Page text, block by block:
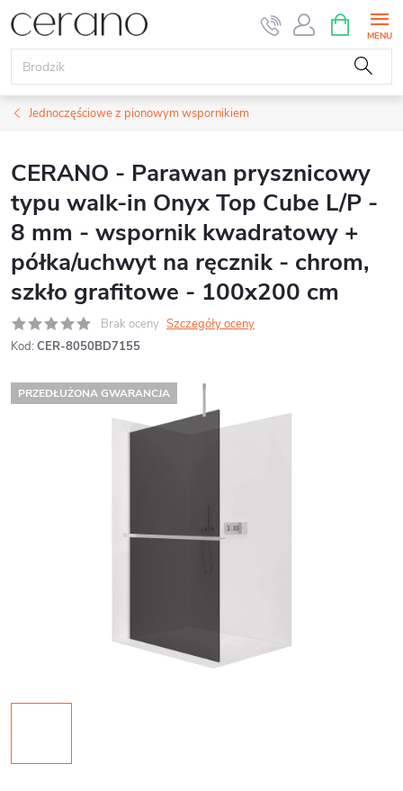
Przejść
do
treści
KOSZYK
Jednoczęściowe z pionowym wspornikiem
CERANO - Parawan prysznicowy
typu walk-in Onyx Top Cube L/P -
8 mm - wspornik kwadratowy +
półka/uchwyt na ręcznik - chrom,
szkło grafitowe - 100x200 cm
Brak oceny Szczegóły oceny
Kod: CER-8050BD7155
PRZEDŁUŻONA GWARANCJA